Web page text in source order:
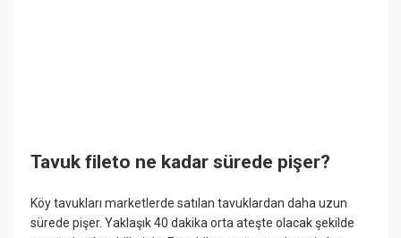
Tavuk fileto ne kadar sürede pişer?
Köy tavukları marketlerde satılan tavuklardan daha uzun
sürede pişer. Yaklaşık 40 dakika orta ateşte olacak şekilde